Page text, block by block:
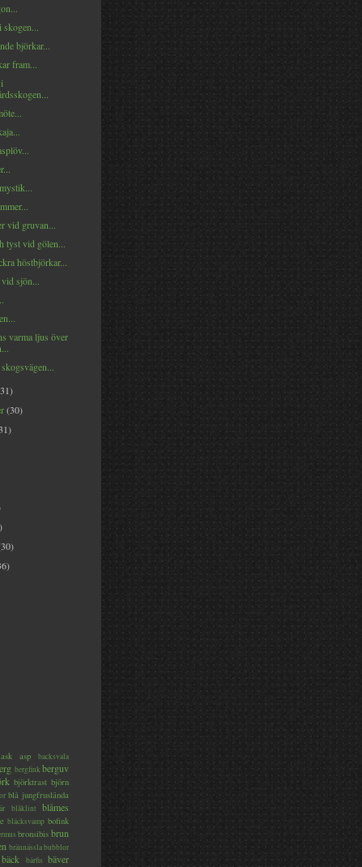
björkar...
fram...
vid gruvan...
tyst vid gölen...
höstbjörkar...
sjön...
varma ljus över
(30)
ask asp backsvala
bergfinkberguv
björktrast björn
blå jungfruslända
blåklint
blåmes
bläcksvamp bofink
bronsibis brun
brännässlabubblor
bäck bärfis bäver